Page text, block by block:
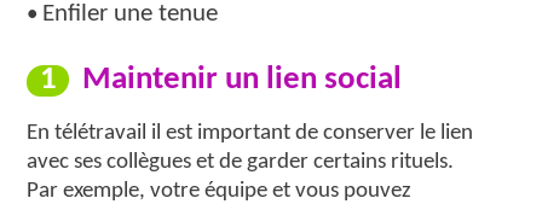
• Enfiler une tenue
1 Maintenir un lien social
En télétravail il est important de conserver le lien
avec ses collègues et de garder certains rituels.
Par exemple, votre équipe et vous pouvez